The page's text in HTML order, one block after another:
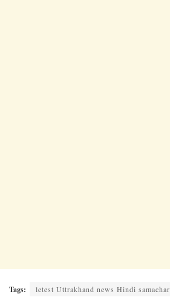
Tags:
letest Uttrakhand news Hindi samachar